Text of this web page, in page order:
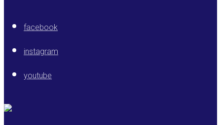
facebook
instagram
youtube